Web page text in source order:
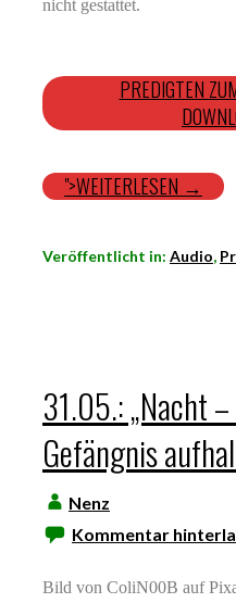
nicht gestattet.
PREDIGTEN
">WEITERLESEN →
Veröffentlicht in: Audio,
31.05.: „Nacht
Gefängnis
Nenz
Kommentar
Bild von ColiN00B auf